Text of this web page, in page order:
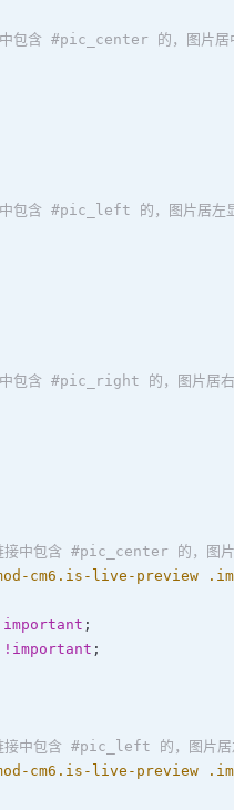
中包含 #pic_center 的，图片
中包含 #pic_left 的，图片居
中包含 #pic_right 的，图片居
接中包含 #pic_center 的，图
cm6.is-live-preview
;
!important ;
接中包含 #pic_left 的，图片
cm6.is-live-preview